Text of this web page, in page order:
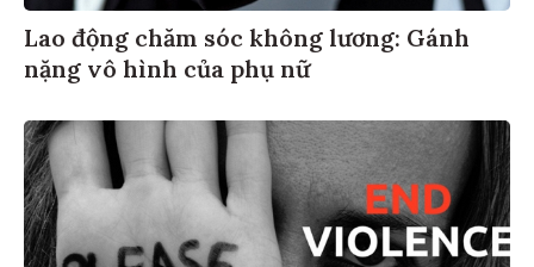
Lao động chăm sóc không lương: Gánh
nặng vô hình của phụ nữ